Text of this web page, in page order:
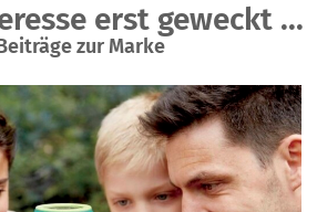
erst geweckt ...
zur Marke